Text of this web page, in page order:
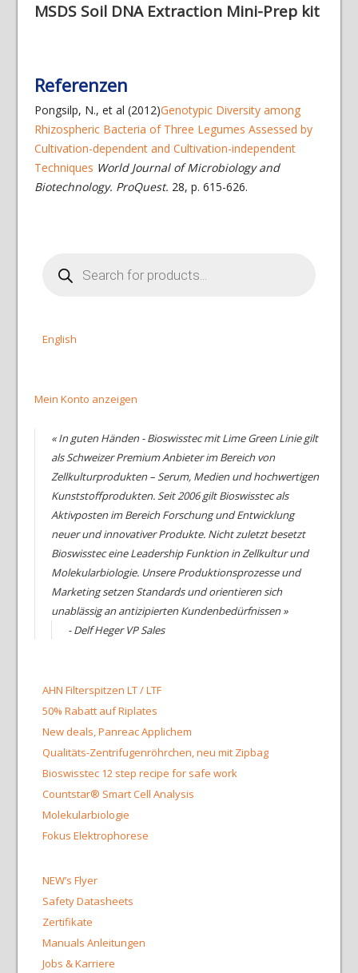
MSDS Soil DNA Extraction Mini-Prep kit
Referenzen
Pongsilp, N., et al (2012)Genotypic Diversity among
Rhizospheric Bacteria of Three Legumes Assessed by
Cultivation-dependent and Cultivation-independent
Techniques World Journal of Microbiology and
Biotechnology. ProQuest. 28, p. 615-626.
search
English
Mein Konto anzeigen
« In guten Händen - Bioswisstec mit Lime Green Linie gilt
als Schweizer Premium Anbieter im Bereich von
Zellkulturprodukten – Serum, Medien und hochwertigen
Kunststoffprodukten. Seit 2006 gilt Bioswisstec als
Aktivposten im Bereich Forschung und Entwicklung
neuer und innovativer Produkte. Nicht zuletzt besetzt
Bioswisstec eine Leadership Funktion in Zellkultur und
Molekularbiologie. Unsere Produktionsprozesse und
Marketing setzen Standards und orientieren sich
unablässig an antizipierten Kundenbedürfnissen »
- Delf Heger VP Sales
AHN Filterspitzen LT / LTF
50% Rabatt auf Riplates
New deals, Panreac Applichem
Qualitäts-Zentrifugenröhrchen, neu mit Zipbag
Bioswisstec 12 step recipe for safe work
Countstar® Smart Cell Analysis
Molekularbiologie
Fokus Elektrophorese
NEW’s Flyer
Safety Datasheets
Zertifikate
Manuals Anleitungen
Jobs & Karriere